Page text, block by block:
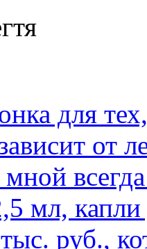
для
от
мной
мл,
руб.,